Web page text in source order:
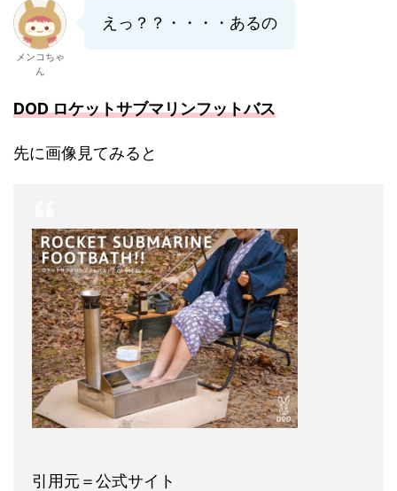
メンコちゃ
ん
えっ？？・・・・あるの
DOD ロケットサブマリンフットバス
先に画像見てみると
引用元＝公式サイト